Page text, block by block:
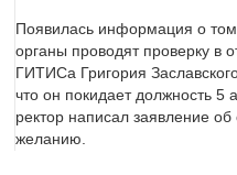
Появилась информация о
органы проводят проверку в
ГИТИСа Григория
что он покидает должность 5
ректор написал заявление об
желанию.